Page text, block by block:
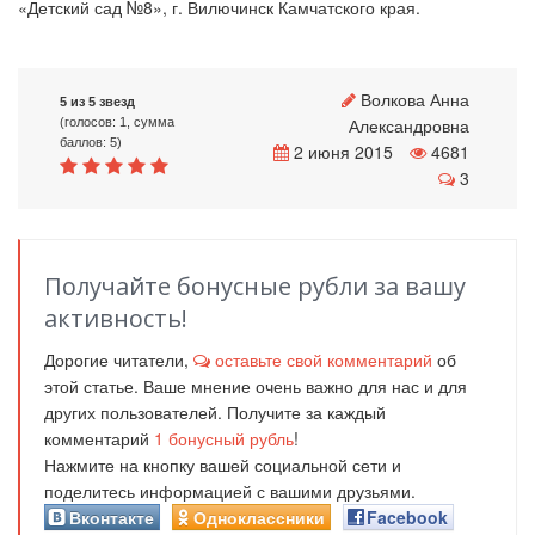
«Детский сад №8», г. Вилючинск Камчатского края.
5 из 5 звезд
(голосов: 1, сумма
баллов: 5)
Волкова Анна
Александровна
2 июня 2015
4681
3
Получайте бонусные рубли за вашу
активность!
Дорогие читатели, оставьте свой комментарий об
этой статье. Ваше мнение очень важно для нас и для
других пользователей. Получите за каждый
комментарий 1 бонусный рубль!
Нажмите на кнопку вашей социальной сети и
поделитесь информацией с вашими друзьями.
Вконтакте
Одноклассники
Facebook